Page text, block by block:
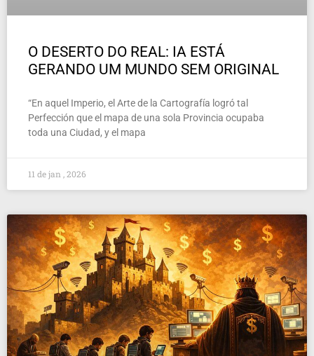
O DESERTO DO REAL: IA ESTÁ
GERANDO UM MUNDO SEM ORIGINAL
“En aquel Imperio, el Arte de la Cartografía logró tal
Perfección que el mapa de una sola Provincia ocupaba
toda una Ciudad, y el mapa
11 de jan , 2026